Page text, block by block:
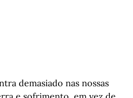
demasiado nas nossas